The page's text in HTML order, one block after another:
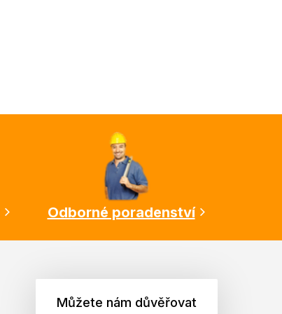
Odborné poradenství
Můžete nám důvěřovat